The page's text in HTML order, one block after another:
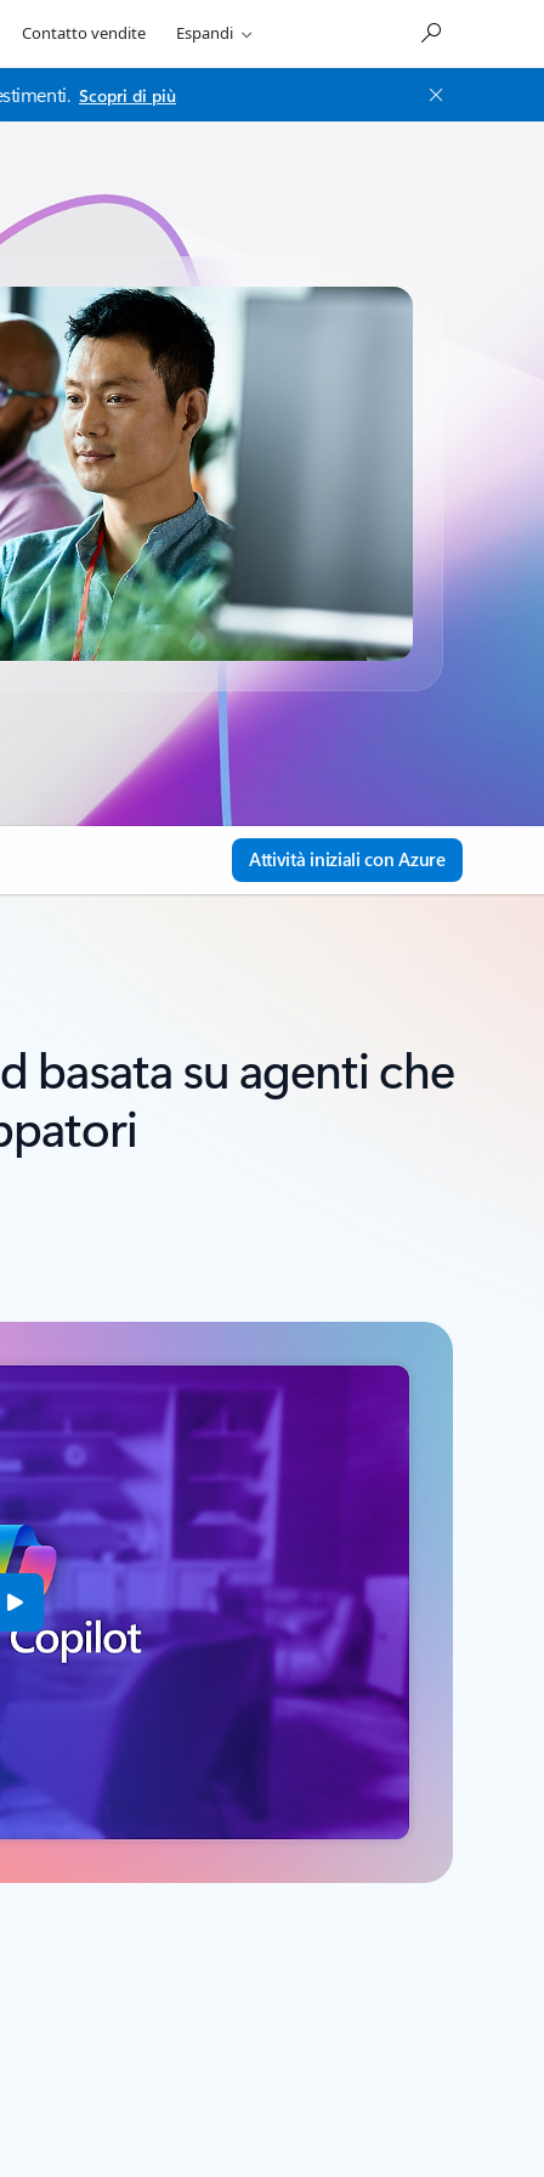
Contatto vendite Espandi
Scopri di più
Attività iniziali con Azure
basata su agenti che